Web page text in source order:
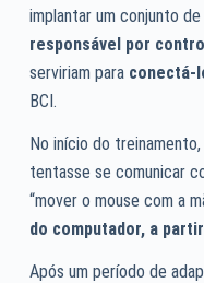
implantar um conjunto de
responsável por
serviriam para conectá-
BCI.
No início do
tentasse se comunicar
“mover o mouse com a
do computador, a
Após um período de